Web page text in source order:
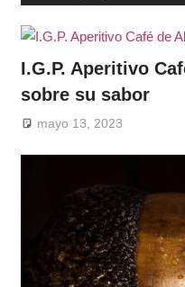
I.G.P. Aperitivo
sobre su sabor
mayo 13, 2023